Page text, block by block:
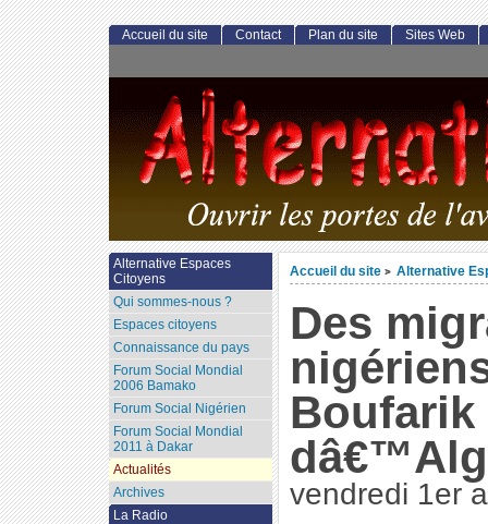
Accueil du site > Alternative
Des
Boufarik
vendredi 1er
Accueil du site Contact Plan du site Sites Web
Alternative Espaces
Citoyens
Qui sommes-nous ?
Espaces citoyens
Connaissance du pays
Forum Social Mondial
2006 Bamako
Forum Social Nigérien
Forum Social Mondial
2011 à Dakar
Actualités
Archives
La Radio